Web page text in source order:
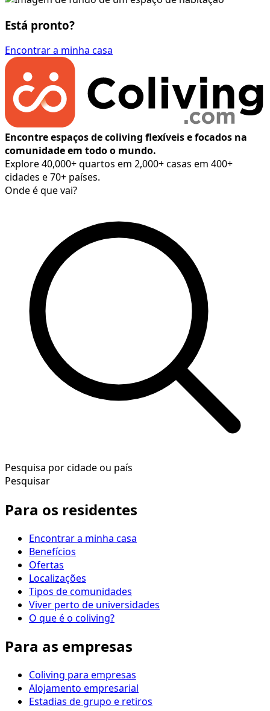
Está pronto?
Encontrar a minha casa
Encontre espaços de coliving flexíveis e focados na
comunidade em todo o mundo.
Explore 40,000+ quartos em 2,000+ casas em 400+
cidades e 70+ países.
Onde é que vai?
Pesquisa por cidade ou país
Pesquisar
Para os residentes
Encontrar a minha casa
Benefícios
Ofertas
Localizações
Tipos de comunidades
Viver perto de universidades
O que é o coliving?
Para as empresas
Coliving para empresas
Alojamento empresarial
Estadias de grupo e retiros